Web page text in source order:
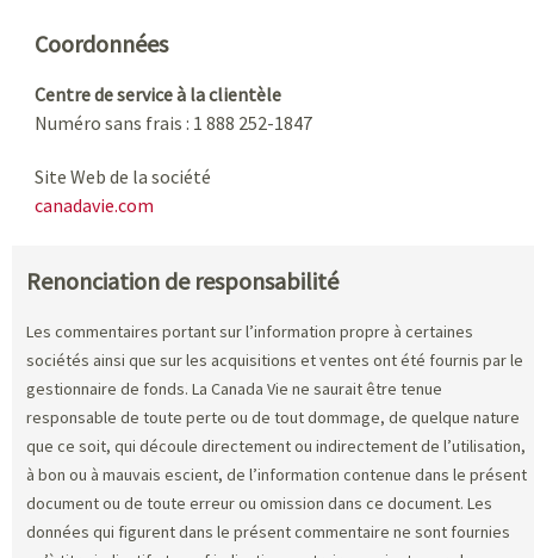
Coordonnées
Centre de service à la clientèle
Numéro sans frais : 1 888 252-1847
Site Web de la société
canadavie.com
Renonciation de responsabilité
Les commentaires portant sur l’information propre à certaines
sociétés ainsi que sur les acquisitions et ventes ont été fournis par le
gestionnaire de fonds. La Canada Vie ne saurait être tenue
responsable de toute perte ou de tout dommage, de quelque nature
que ce soit, qui découle directement ou indirectement de l’utilisation,
à bon ou à mauvais escient, de l’information contenue dans le présent
document ou de toute erreur ou omission dans ce document. Les
données qui figurent dans le présent commentaire ne sont fournies